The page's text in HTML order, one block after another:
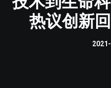
贊
热议创新